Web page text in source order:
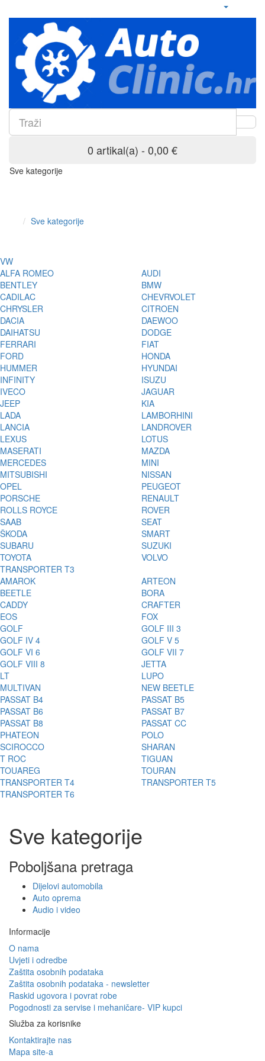
0 artikal(a) - 0,00 €
Sve kategorije
Sve kategorije
VW
ALFA ROMEO
AUDI
BENTLEY
BMW
CADILAC
CHEVRVOLET
CHRYSLER
CITROEN
DACIA
DAEWOO
DAIHATSU
DODGE
FERRARI
FIAT
FORD
HONDA
HUMMER
HYUNDAI
INFINITY
ISUZU
IVECO
JAGUAR
JEEP
KIA
LADA
LAMBORHINI
LANCIA
LANDROVER
LEXUS
LOTUS
MASERATI
MAZDA
MERCEDES
MINI
MITSUBISHI
NISSAN
OPEL
PEUGEOT
PORSCHE
RENAULT
ROLLS ROYCE
ROVER
SAAB
SEAT
ŠKODA
SMART
SUBARU
SUZUKI
TOYOTA
VOLVO
TRANSPORTER T3
AMAROK
ARTEON
BEETLE
BORA
CADDY
CRAFTER
EOS
FOX
GOLF
GOLF III 3
GOLF IV 4
GOLF V 5
GOLF VI 6
GOLF VII 7
GOLF VIII 8
JETTA
LT
LUPO
MULTIVAN
NEW BEETLE
PASSAT B4
PASSAT B5
PASSAT B6
PASSAT B7
PASSAT B8
PASSAT CC
PHATEON
POLO
SCIROCCO
SHARAN
T ROC
TIGUAN
TOUAREG
TOURAN
TRANSPORTER T4
TRANSPORTER T5
TRANSPORTER T6
Sve kategorije
Poboljšana pretraga
Dijelovi automobila
Auto oprema
Audio i video
Informacije
O nama
Uvjeti i odredbe
Zaštita osobnih podataka
Zaštita osobnih podataka - newsletter
Raskid ugovora i povrat robe
Pogodnosti za servise i mehaničare- VIP kupci
Služba za korisnike
Kontaktirajte nas
Mapa site-a